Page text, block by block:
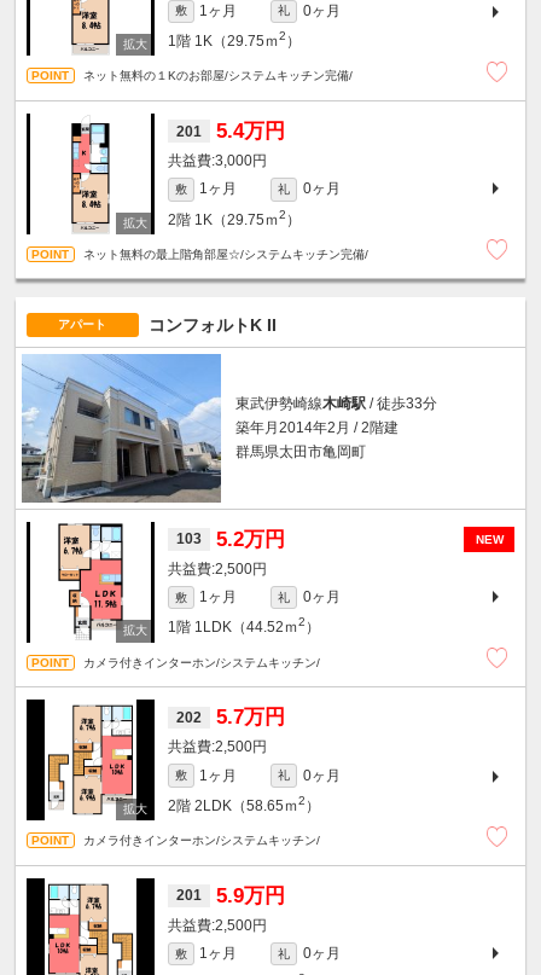
敷 1ヶ月 礼
0ヶ月
1階 1K（29.75ｍ2 ）
ネット無料の１Kのお部屋/システムキッチン完備/
201 5.4万円
3,000円
敷 1ヶ月 礼
0ヶ月
2階 1K（29.75ｍ2 ）
ネット無料の最上階角部屋☆/システムキッチン完備/
アパート コンフォルトK II
東武伊勢崎線木崎駅 / 徒歩33分
築年月2014年2月 / 2階建
群馬県太田市亀岡町
NEW
103 5.2万円
2,500円
敷 1ヶ月 礼
0ヶ月
1階 1LDK（44.52ｍ2 ）
カメラ付きインターホン/システムキッチン/
202 5.7万円
2,500円
敷 1ヶ月 礼
0ヶ月
2階 2LDK（58.65ｍ2 ）
カメラ付きインターホン/システムキッチン/
201 5.9万円
2,500円
敷 1ヶ月 礼
0ヶ月